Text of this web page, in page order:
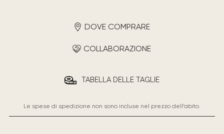
DOVE COMPRARE
COLLABORAZIONE
TABELLA DELLE TAGLIE
Le spese di spedizione non sono incluse nel prezzo dell’abito.